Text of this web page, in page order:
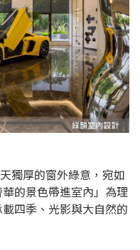
獨厚的窗外綠意，宛如
的景色帶進室內」為理
四季、光影與大自然的